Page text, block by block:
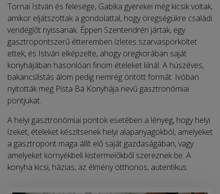
Tornai István és felesége, Gabika gyerekei még kicsik voltak,
amikor eljátszottak a gondolattal, hogy öregségükre családi
vendéglőt nyissanak. Éppen Szentendrén jártak, egy
gasztropontszerű étteremben ízletes szarvaspörköltet
ettek, és István elképzelte, ahogy öregkorában saját
konyhájában hasonlóan finom ételeket kínál. A húszéves,
bakancslistás álom pedig nemrég öntött formát: Ivóban
nyitották meg Pista Bá Konyhája nevű gasztronómiai
pontjukat.
A helyi gasztronómiai pontok esetében a lényeg, hogy helyi
ízeket, ételeket készítsenek helyi alapanyagokból, amelyeket
a gasztropont maga állít elő saját gazdaságában, vagy
amelyeket környékbeli kistermelőkből szereznek be. A
konyha kicsi, házias, az élmény otthonos, autentikus.